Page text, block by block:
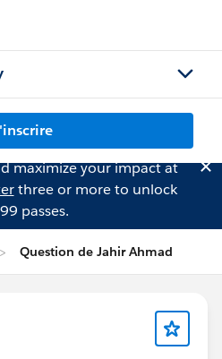
maximize your impact at
three or more to unlock
passes.
Question de Jahir Ahmad